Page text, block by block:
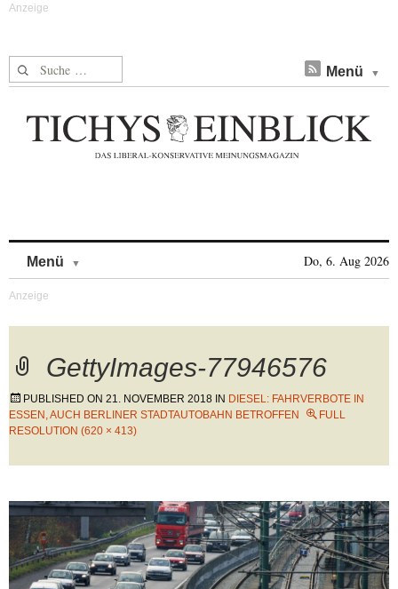
Suche nach: Menü
Menü Do, 6. Aug 2026
GettyImages-77946576
PUBLISHED ON 21. NOVEMBER 2018 IN DIESEL: FAHRVERBOTE IN
ESSEN, AUCH BERLINER STADTAUTOBAHN BETROFFEN
FULL
RESOLUTION (620 × 413)